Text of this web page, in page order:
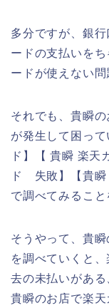
多分ですが、銀
ードの支払いを
ードが使えない問
それでも、貴瞬
が発生して困っ
ド】【 貴瞬 楽
ド 失敗】【貴
で調べてみること
そうやって、貴
を調べていくと
去の未払いがある
貴瞬のお店で楽